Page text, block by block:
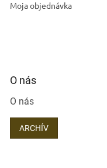
Moja objednávka
O nás
O nás
ARCHÍV